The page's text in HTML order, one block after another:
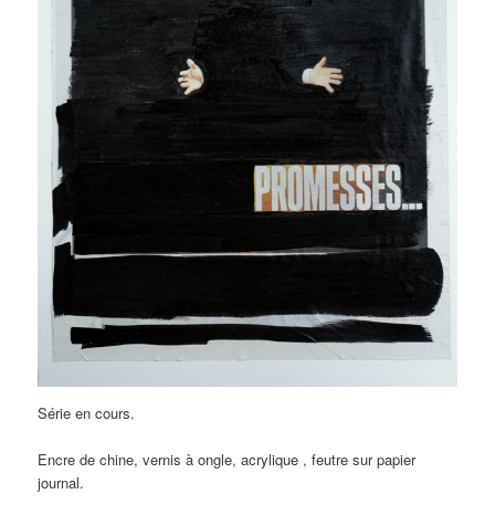
Série en cours.
Encre de chine, vernis à ongle, acrylique , feutre sur papier
journal.